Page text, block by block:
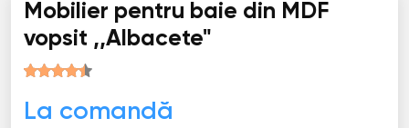
Mobilier pentru baie din MDF
vopsit ,,Albacete"
La comandă